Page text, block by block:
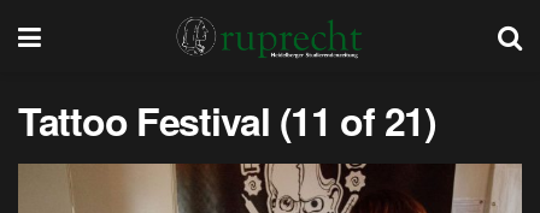
Tattoo Festival (11 of 21)